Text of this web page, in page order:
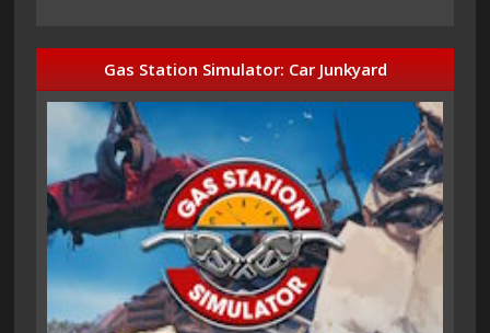
Gas Station Simulator: Car Junkyard